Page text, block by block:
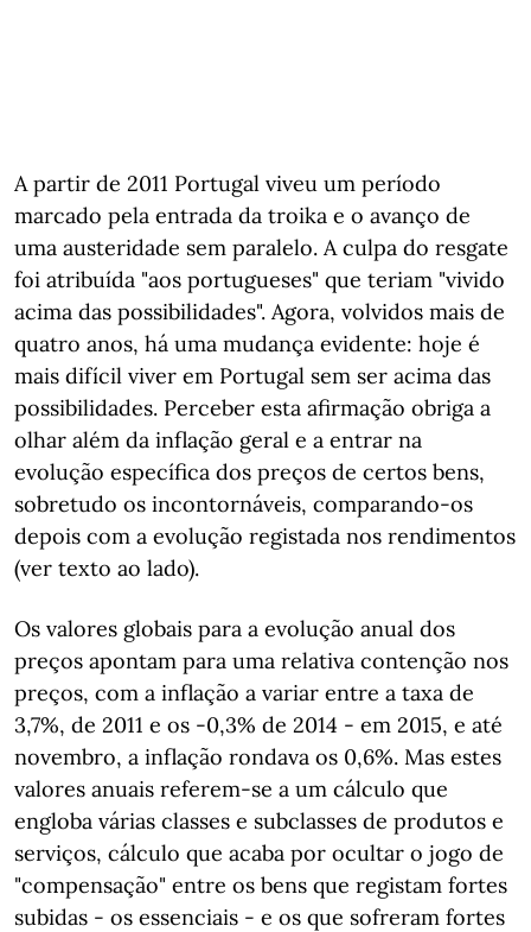
A partir de 2011 Portugal viveu um período
marcado pela entrada da troika e o avanço de
uma austeridade sem paralelo. A culpa do resgate
foi atribuída "aos portugueses" que teriam "vivido
acima das possibilidades". Agora, volvidos mais de
quatro anos, há uma mudança evidente: hoje é
mais difícil viver em Portugal sem ser acima das
possibilidades. Perceber esta afirmação obriga a
olhar além da inflação geral e a entrar na
evolução específica dos preços de certos bens,
sobretudo os incontornáveis, comparando-os
depois com a evolução registada nos rendimentos
(ver texto ao lado).
Os valores globais para a evolução anual dos
preços apontam para uma relativa contenção nos
preços, com a inflação a variar entre a taxa de
3,7%, de 2011 e os -0,3% de 2014 - em 2015, e até
novembro, a inflação rondava os 0,6%. Mas estes
valores anuais referem-se a um cálculo que
engloba várias classes e subclasses de produtos e
serviços, cálculo que acaba por ocultar o jogo de
"compensação" entre os bens que registam fortes
subidas - os essenciais - e os que sofreram fortes